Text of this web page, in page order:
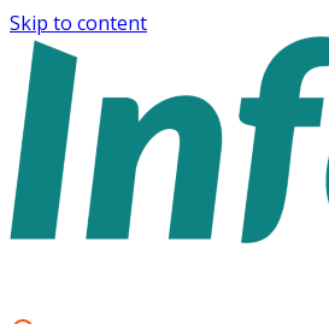
Skip to content